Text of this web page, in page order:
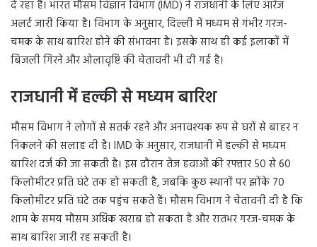
दे रहा है। भारत मौसम विज्ञान विभाग (IMD) ने राजधानी के लिए ऑरेंज
अलर्ट जारी किया है। विभाग के अनुसार, दिल्ली में मध्यम से गंभीर गरज-
चमक के साथ बारिश होने की संभावना है। इसके साथ ही कई इलाकों में
बिजली गिरने और ओलावृष्टि की चेतावनी भी दी गई है।
राजधानी में हल्की से मध्यम बारिश
मौसम विभाग ने लोगों से सतर्क रहने और अनावश्यक रूप से घरों से बाहर न
निकलने की सलाह दी है। IMD के अनुसार, राजधानी में हल्की से मध्यम
बारिश दर्ज की जा सकती है। इस दौरान तेज हवाओं की रफ्तार 50 से 60
किलोमीटर प्रति घंटे तक हो सकती है, जबकि कुछ स्थानों पर झोंके 70
किलोमीटर प्रति घंटे तक पहुंच सकते हैं। मौसम विभाग ने चेतावनी दी है कि
शाम के समय मौसम अधिक खराब हो सकता है और रातभर गरज-चमक के
साथ बारिश जारी रह सकती है।